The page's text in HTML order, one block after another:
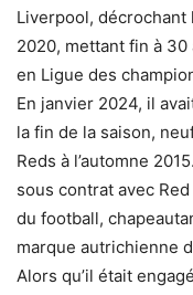
Liverpool, décrochant
2020, mettant fin à
en Ligue des
En janvier 2024, il
la fin de la saison,
Reds à l’automne
sous contrat avec
du football,
marque autrichienne
Alors qu’il était